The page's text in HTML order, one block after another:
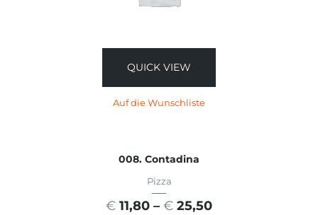
QUICK VIEW
Auf die Wunschliste
008. Contadina
Pizza
€ 11,80 – € 25,50